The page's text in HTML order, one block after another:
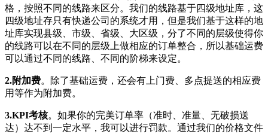
格，按照不同的线路来区分。我们的线路基于四级地址库，这
四级地址存只有快递公司的系统才用，但是我们基于这样的地
址库实现县级、市级、省级、大区级，分了不同的层级使得你
的线路可以在不同的层级上做相应的订单整合，所以基础运费
可以通过不同的线路、不同的阶梯来设定。
2.附加费。除了基础运费，还会有上门费、多点提送的相应费
用等作为附加费。
3.KPI考核。如果你的完美订单率（准时、准量、无破损送
达）达不到一定水平，我可以进行罚款。通过我们的价格文件